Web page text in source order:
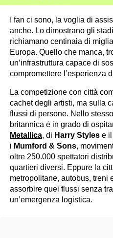
I fan ci sono, la voglia di
anche. Lo dimostrano gli
richiamano centinaia di
Europa. Quello che manca,
un’infrastruttura capace di
compromettere l’esperienza
La competizione con città
cachet degli artisti, ma sulla
flussi di persone. Nello
britannica è in grado di
Metallica, di Harry Styles e
i Mumford & Sons,
oltre 250.000 spettatori
quartieri diversi. Eppure la
metropolitane, autobus, treni
assorbire quei flussi senza
un’emergenza logistica.